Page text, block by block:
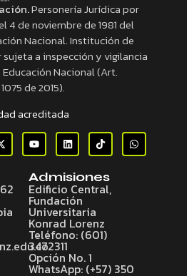
Personería Jurídica por
4 de noviembre de 1981 del
Nacional. Institución de
a inspección y vigilancia
Nacional (Art.
de 2015).
acreditada
Admisiones
Edificio Central,
Fundación
Universitaria
Konrad Lorenz
Teléfono: (601)
3472311
Opción No. 1
WhatsApp: (+57) 350